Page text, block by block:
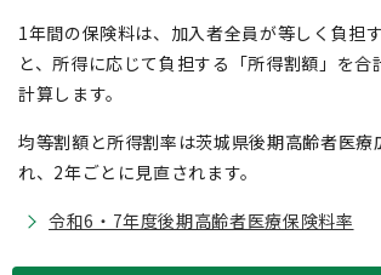
1年間の保険料は、加入者全員が等しく負担
と、所得に応じて負担する「所得割額」を合
計算します。
均等割額と所得割率は茨城県後期高齢者医療
れ、2年ごとに見直されます。
令和6・7年度後期高齢者医療保険料率